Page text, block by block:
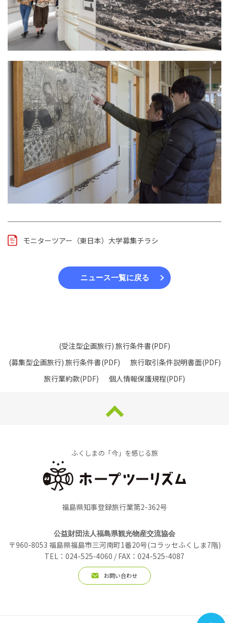
モニターツアー（東日本）大学募集チラシ
ニュース一覧に戻る
(受注型企画旅行) 旅行条件書(PDF)
(募集型企画旅行) 旅行条件書(PDF)
旅行取引条件説明書面(PDF)
旅行業約款(PDF)
個人情報保護規程(PDF)
ふくしまの「今」を感じる旅
福島県知事登録旅行業第2-362号
公益財団法人福島県観光物産交流協会
〒960-8053 福島県福島市三河南町1番20号(コラッセふくしま7階)
TEL：024-525-4060 / FAX：024-525-4087
お問い合わせ